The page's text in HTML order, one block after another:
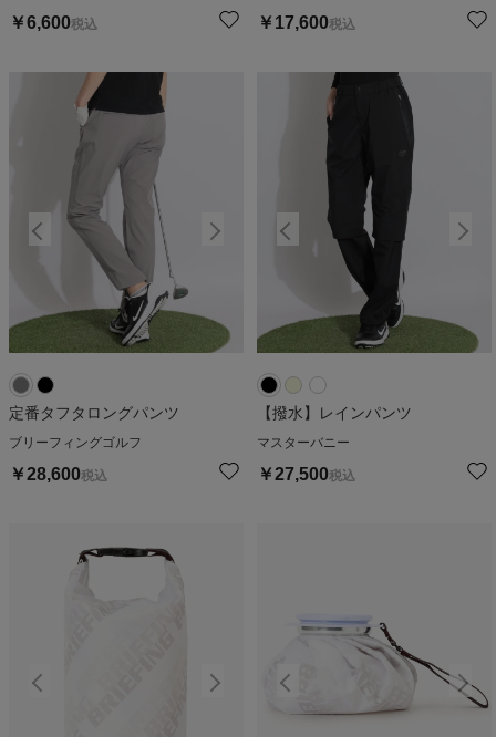
￥6,600税込 ￥ 17,600税込
定番タフタロングパンツ
ブリーフィングゴルフ
￥28,600税込
【撥水】レインパンツ
マスターバニー
￥27,500税込